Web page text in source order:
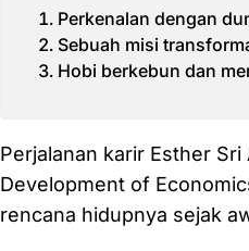
Perkenalan dengan
Sebuah misi
Hobi berkebun dan
Perjalanan karir Esther
Development of
rencana hidupnya sejak